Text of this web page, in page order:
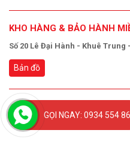
KHO HÀNG & BẢO HÀNH
Số 20 Lê Đại Hành - Khuê Trung
Bản đồ
GỌI NGAY: 0934 554